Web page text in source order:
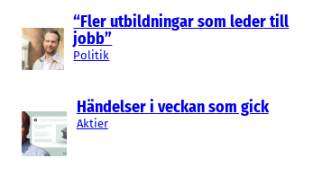
“Fler utbildningar som leder till
jobb”
Politik
Händelser i veckan som gick
Aktier